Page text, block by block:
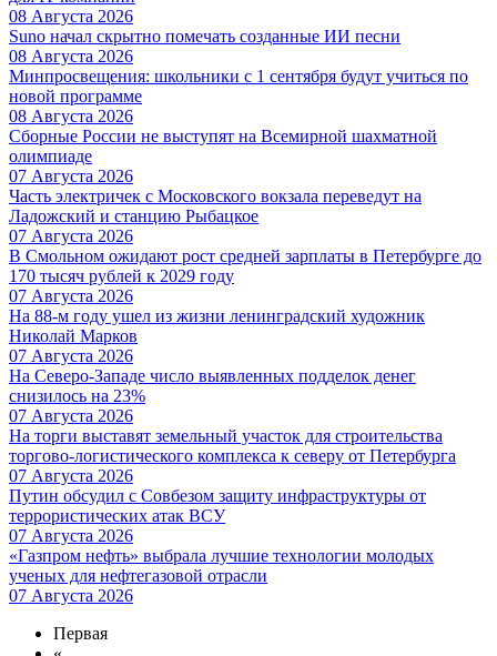
08 Августа 2026
Suno начал скрытно помечать созданные ИИ песни
08 Августа 2026
Минпросвещения: школьники с 1 сентября будут учиться по
новой программе
08 Августа 2026
Сборные России не выступят на Всемирной шахматной
олимпиаде
07 Августа 2026
Часть электричек с Московского вокзала переведут на
Ладожский и станцию Рыбацкое
07 Августа 2026
В Смольном ожидают рост средней зарплаты в Петербурге до
170 тысяч рублей к 2029 году
07 Августа 2026
На 88-м году ушел из жизни ленинградский художник
Николай Марков
07 Августа 2026
На Северо-Западе число выявленных подделок денег
снизилось на 23%
07 Августа 2026
На торги выставят земельный участок для строительства
торгово-логистического комплекса к северу от Петербурга
07 Августа 2026
Путин обсудил с Совбезом защиту инфраструктуры от
террористических атак ВСУ
07 Августа 2026
«Газпром нефть» выбрала лучшие технологии молодых
ученых для нефтегазовой отрасли
07 Августа 2026
Первая